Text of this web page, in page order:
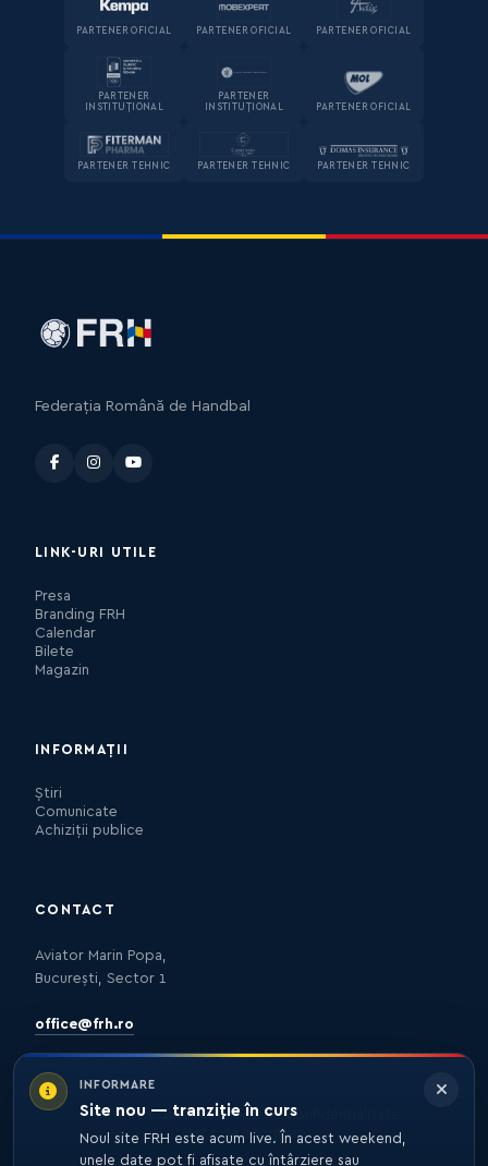
PARTENER OFICIAL PARTENER OFICIAL PARTENER OFICIAL
PARTENER
INSTITUȚIONAL
PARTENER
INSTITUȚIONAL
PARTENER OFICIAL
PARTENER TEHNIC PARTENER TEHNIC PARTENER TEHNIC
INFORMARE
Site nou — tranziție în curs
Noul site FRH este acum live. În acest weekend,
unele date pot fi afișate cu întârziere sau
Federația Română de Handbal
LINK-URI UTILE
Presa
Branding FRH
Calendar
Bilete
Magazin
INFORMAȚII
Știri
Comunicate
Achiziții publice
CONTACT
Aviator Marin Popa,
București, Sector 1
office@frh.ro
Protecția datelorPolitica de confidențialitate
Nota de informare